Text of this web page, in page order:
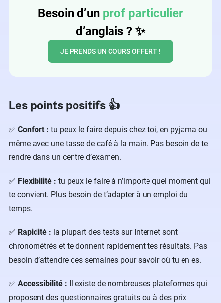
Besoin d’un prof particulier
d’anglais ? ✨
JE PRENDS UN COURS OFFERT !
Les points positifs 👍
✅ Confort : tu peux le faire depuis chez toi, en pyjama ou
même avec une tasse de café à la main. Pas besoin de te
rendre dans un centre d’examen.
✅ Flexibilité : tu peux le faire à n’importe quel moment qui
te convient. Plus besoin de t’adapter à un emploi du
temps.
✅ Rapidité : la plupart des tests sur Internet sont
chronométrés et te donnent rapidement tes résultats. Pas
besoin d’attendre des semaines pour savoir où tu en es.
✅ Accessibilité : Il existe de nombreuses plateformes qui
proposent des questionnaires gratuits ou à des prix